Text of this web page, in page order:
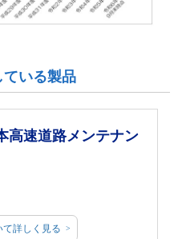
ている製品
高速道路メンテナン
て詳しく見る